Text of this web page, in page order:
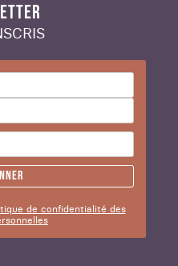
de confidentialité des